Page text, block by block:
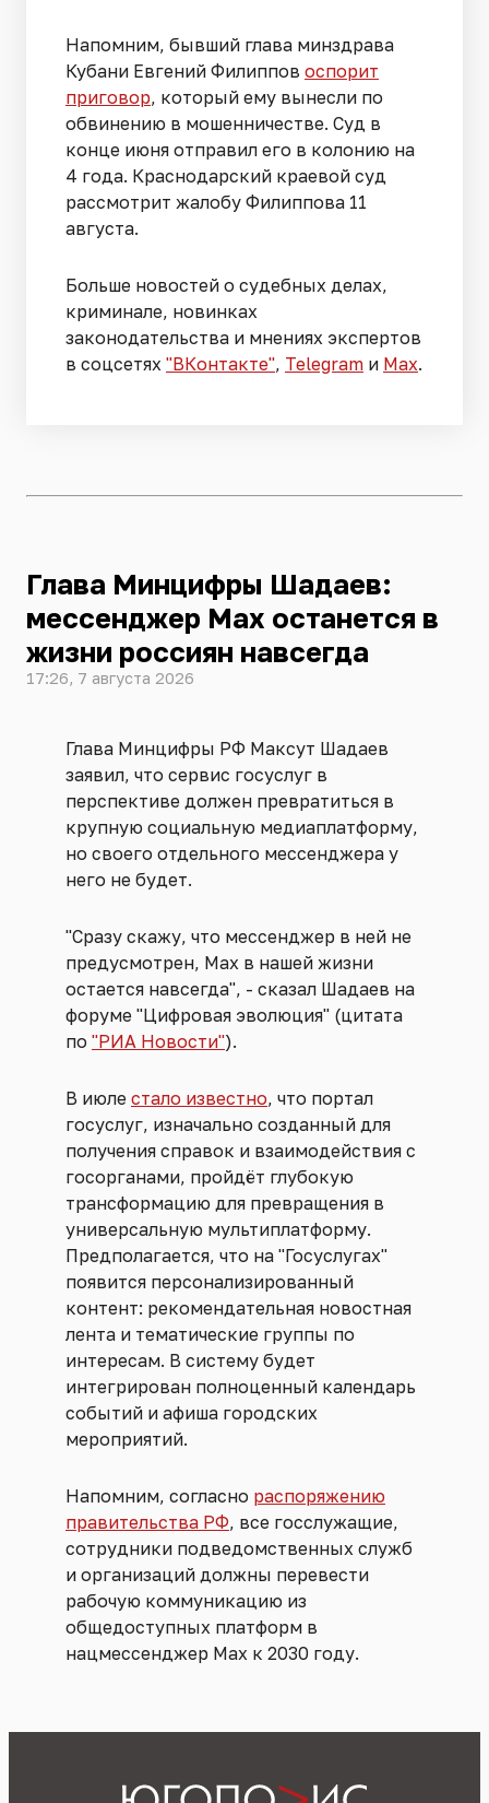
Напомним, бывший глава минздрава
Кубани Евгений Филиппов оспорит
приговор, который ему вынесли по
обвинению в мошенничестве. Суд в
конце июня отправил его в колонию на
4 года. Краснодарский краевой суд
рассмотрит жалобу Филиппова 11
августа.
Больше новостей о судебных делах,
криминале, новинках
законодательства и мнениях экспертов
в соцсетях "ВКонтакте", Telegram и Max.
Глава Минцифры Шадаев:
мессенджер Max останется в
жизни россиян навсегда
17:26, 7 августа 2026
Глава Минцифры РФ Максут Шадаев
заявил, что сервис госуслуг в
перспективе должен превратиться в
крупную социальную медиаплатформу,
но своего отдельного мессенджера у
него не будет.
"Сразу скажу, что мессенджер в ней не
предусмотрен, Max в нашей жизни
остается навсегда", - сказал Шадаев на
форуме "Цифровая эволюция" (цитата
по "РИА Новости").
В июле стало известно, что портал
госуслуг, изначально созданный для
получения справок и взаимодействия с
госорганами, пройдёт глубокую
трансформацию для превращения в
универсальную мультиплатформу.
Предполагается, что на "Госуслугах"
появится персонализированный
контент: рекомендательная новостная
лента и тематические группы по
интересам. В систему будет
интегрирован полноценный календарь
событий и афиша городских
мероприятий.
Напомним, согласно распоряжению
правительства РФ, все госслужащие,
сотрудники подведомственных служб
и организаций должны перевести
рабочую коммуникацию из
общедоступных платформ в
нацмессенджер Max к 2030 году.